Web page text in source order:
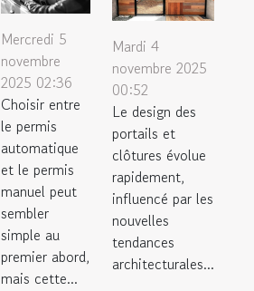
Mercredi 5
novembre
2025 02:36
Choisir entre
le permis
automatique
et le permis
manuel peut
sembler
simple au
premier abord,
mais cette...
Mardi 4
novembre 2025
00:52
Le design des
portails et
clôtures évolue
rapidement,
influencé par les
nouvelles
tendances
architecturales...